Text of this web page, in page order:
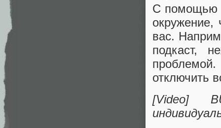
С помощью
окружение,
вас.
подкаст,
отключить
[Video]